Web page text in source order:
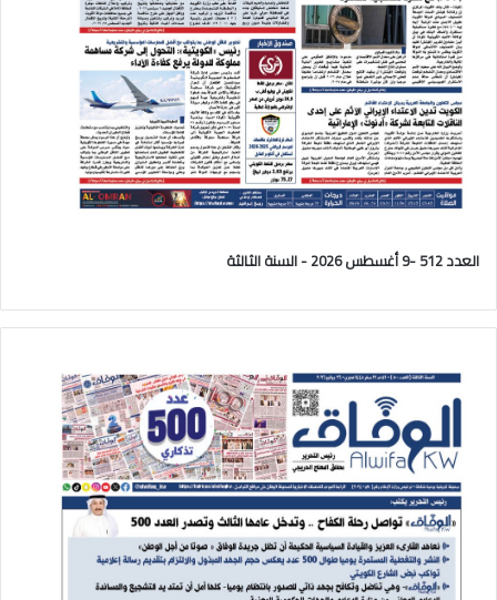
العدد 512 -9 أغسطس 2026 - السنة الثالثة